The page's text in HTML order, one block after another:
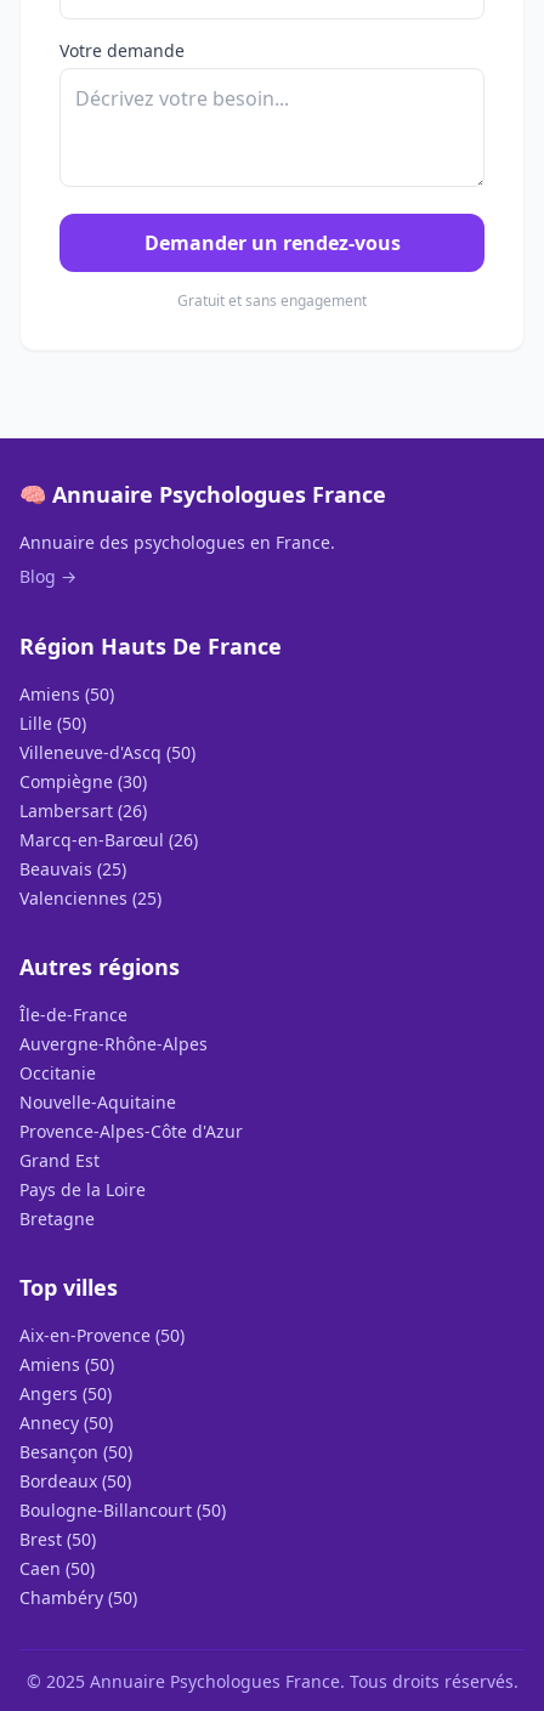
Votre demande
Demander un rendez-vous
Gratuit et sans engagement
🧠 Annuaire Psychologues France
Annuaire des psychologues en France.
Blog →
Région Hauts De France
Amiens (50)
Lille (50)
Villeneuve-d'Ascq (50)
Compiègne (30)
Lambersart (26)
Marcq-en-Barœul (26)
Beauvais (25)
Valenciennes (25)
Autres régions
Île-de-France
Auvergne-Rhône-Alpes
Occitanie
Nouvelle-Aquitaine
Provence-Alpes-Côte d'Azur
Grand Est
Pays de la Loire
Bretagne
Top villes
Aix-en-Provence (50)
Amiens (50)
Angers (50)
Annecy (50)
Besançon (50)
Bordeaux (50)
Boulogne-Billancourt (50)
Brest (50)
Caen (50)
Chambéry (50)
© 2025 Annuaire Psychologues France. Tous droits réservés.